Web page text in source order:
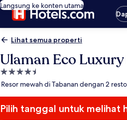
Langsung ke konten utama
Lihat semua properti
Ulaman Eco
Properti
bintang
Resor mewah di Tabanan dengan 2
Pilih tanggal untuk melihat